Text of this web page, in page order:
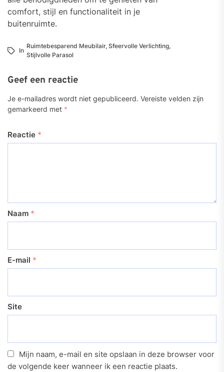
comfort, stijl en functionaliteit in je
buitenruimte.
In
Ruimtebesparend Meubilair, Sfeervolle Verlichting,
Stijlvolle Parasol
Geef een reactie
Je e-mailadres wordt niet gepubliceerd. Vereiste velden zijn
gemarkeerd met *
Reactie *
Naam *
E-mail *
Site
Mijn naam, e-mail en site opslaan in deze browser voor
de volgende keer wanneer ik een reactie plaats.